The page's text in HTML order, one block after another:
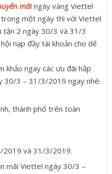
mãingày vàng Viettel
một ngày thì với Viettel
tận 2 ngày 30/3 và 31/3
nạp đầy tài khoản cho dế
khảo ngay các ưu đãi hấp
30/3 – 31/3/2019 ngay nhé:
thành phố trên toàn
2019 và 31/3/2019.
mãi Viettel ngày 30/3 –